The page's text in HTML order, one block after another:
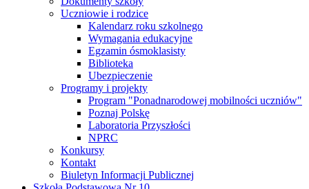
Uczniowie i rodzice
Kalendarz roku szkolnego
Wymagania edukacyjne
Egzamin ósmoklasisty
Biblioteka
Ubezpieczenie
Programy i projekty
Program "Ponadnarodowej mobilności uczniów"
Poznaj Polskę
Laboratoria Przyszłości
NPRC
Konkursy
Kontakt
Biuletyn Informacji Publicznej